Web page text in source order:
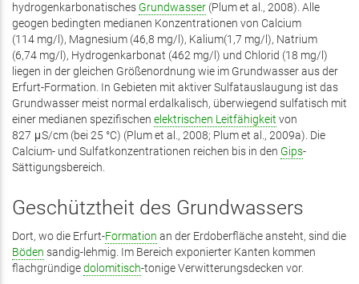
hydrogenkarbonatisches Grundwasser (Plum et al., 2008). Alle
geogen bedingten medianen Konzentrationen von Calcium
(114 mg/l), Magnesium (46,8 mg/l), Kalium(1,7 mg/l), Natrium
(6,74 mg/l), Hydrogen­karbonat (462 mg/l) und Chlorid (18 mg/l)
liegen in der gleichen Größenordnung wie im Grundwasser aus der
Erfurt-Formation. In Gebieten mit aktiver Sulfat­auslaugung ist das
Grundwasser meist normal erd­alkalisch, überwiegend sulfatisch mit
einer medianen spezifischen elektrischen Leitfähigkeit von
827 μS/cm (bei 25 °C) (Plum et al., 2008; Plum et al., 2009a). Die
Calcium- und Sulfat­konzentrationen reichen bis in den Gips-
Sättigungsbereich.
Geschütztheit des Grundwassers
Dort, wo die Erfurt-Formation an der Erdoberfläche ansteht, sind die
Böden sandig-lehmig. Im Bereich exponierter Kanten kommen
flachgründigedolomitisch-tonige Verwitterungs­decken vor.